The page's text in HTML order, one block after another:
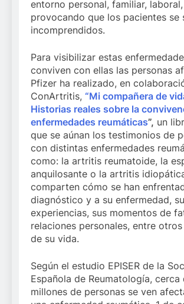
entorno personal, familiar, laboral,
provocando que los pacientes se
incomprendidos.
Para visibilizar estas
conviven con ellas las personas
Pfizer ha realizado, en
ConArtritis, “Mi compañera de
Historias reales sobre la
enfermedades reumáticas”, un
que se aúnan los testimonios de
con distintas enfermedades
como: la artritis reumatoide, la
anquilosante o la artritis
comparten cómo se han
diagnóstico y a su enfermedad,
experiencias, sus momentos de
relaciones personales, entre
de su vida.
Según el estudio EPISER de la
Española de Reumatología, cerca
millones de personas se ven